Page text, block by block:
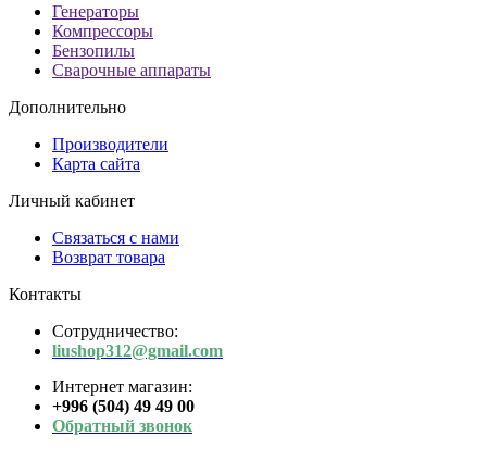
Генераторы
Компрессоры
Бензопилы
Сварочные аппараты
Дополнительно
Производители
Карта сайта
Личный кабинет
Связаться с нами
Возврат товара
Контакты
Сотрудничество:
liushop312@gmail.com
Интернет магазин:
+996 (504) 49 49 00
Обратный звонок